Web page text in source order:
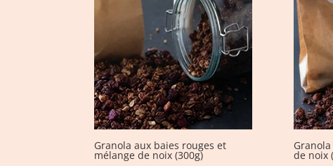
Granola aux baies rouges et
mélange de noix (300g)
de noix